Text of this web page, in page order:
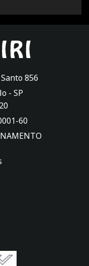
856
- SP
60